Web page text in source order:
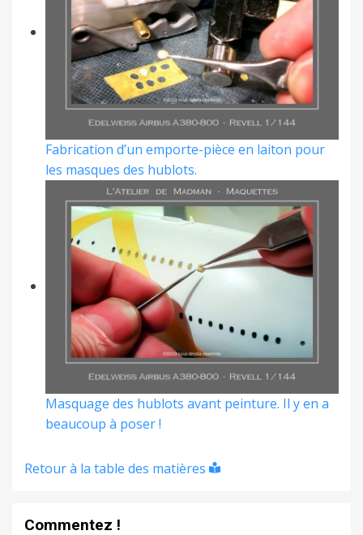
Fabrication d’un emporte-pièce en laiton pour
les masques des hublots.
Masquage des hublots avant peinture. Il y en a
beaucoup à poser !
Retour à la table des matières
Commentez !